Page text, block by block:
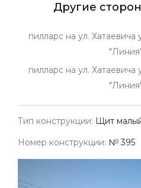
Другие
пилларс на ул. Хатаевича
пилларс на ул. Хатаевича
Тип конструкции: Щит
Номер конструкции: № 395